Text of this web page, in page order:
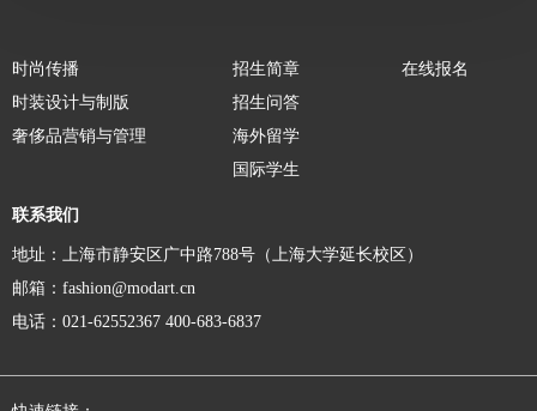
时尚传播
时装设计与制版
奢侈品营销与管理
招生简章
招生问答
海外留学
国际学生
在线报名
联系我们
地址：上海市静安区广中路788号（上海大学延长校区）
邮箱：fashion@modart.cn
电话：021-62552367 400-683-6837